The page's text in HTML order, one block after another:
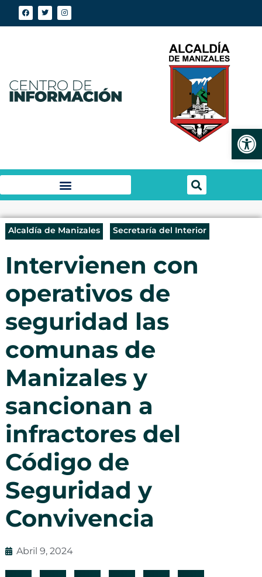
Alcaldía de Manizales Secretaría del Interior
Intervienen con
operativos de
seguridad las
comunas de
Manizales y
sancionan a
infractores del
Código de
Seguridad y
Convivencia
Abril 9, 2024